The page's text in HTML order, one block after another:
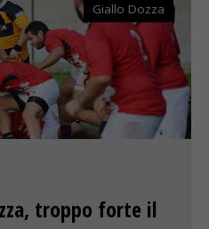
Giallo Dozza
troppo forte il